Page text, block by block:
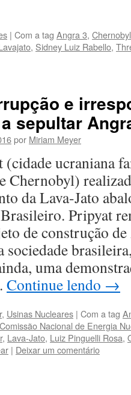
| Com a tag Angra 3, Chernobyl
, Sidney Luiz Rabello,
e
sepultar
por Miriam Meyer
ucraniana
Chernobyl)
da Lava-Jato
Pripyat
de construção
sociedade
uma
Continue lendo →
, Usinas Nucleares | Com a tag
Comissão Nacional de Energia
, Lava-Jato, Luiz Pinguelli Rosa,
| Deixar um comentário